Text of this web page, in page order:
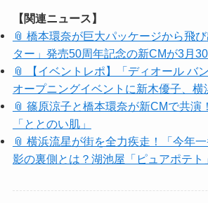
【関連ニュース】
📎 橋本環奈が巨大パッケージから飛
ター」発売50周年記念の新CMが3月
📎 【イベントレポ】「ディオール バ
オープニングイベントに新木優子、
📎 篠原涼子と橋本環奈が新CMで共演
「ととのい肌」
📎 横浜流星が街を全力疾走！「今年
影の裏側とは？湖池屋「ピュアポテ